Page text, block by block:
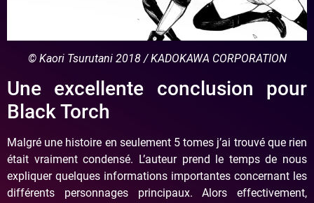
© Kaori Tsurutani 2018 / KADOKAWA CORPORATION
Une excellente conclusion pour
Black Torch
Malgré une histoire en seulement 5 tomes j’ai trouvé que rien
était vraiment condensé. L’auteur prend le temps de nous
expliquer quelques informations importantes concernant les
différents personnages principaux. Alors effectivement,